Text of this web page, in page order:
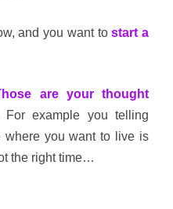
and you want tostart a
are your thought
For example you telling
where you want to live is
the right time…